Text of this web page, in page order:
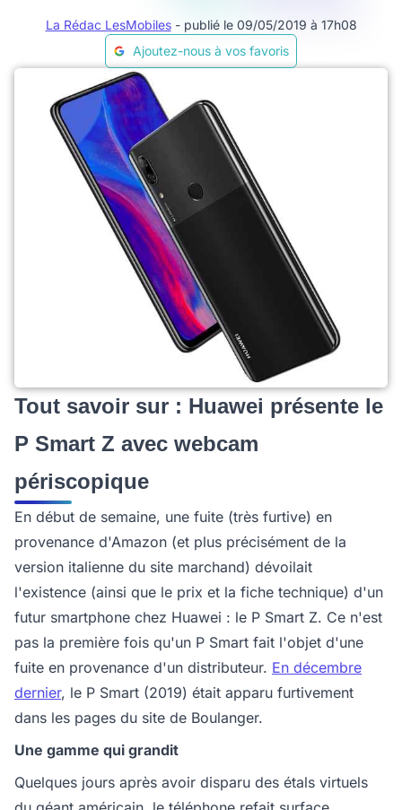
La Rédac LesMobiles - publié le 09/05/2019 à 17h08
Ajoutez-nous à vos favoris
Tout savoir sur : Huawei présente le
P Smart Z avec webcam
périscopique
En début de semaine, une fuite (très furtive) en
provenance d'Amazon (et plus précisément de la
version italienne du site marchand) dévoilait
l'existence (ainsi que le prix et la fiche technique) d'un
futur smartphone chez Huawei : le P Smart Z. Ce n'est
pas la première fois qu'un P Smart fait l'objet d'une
fuite en provenance d'un distributeur. En décembre
dernier, le P Smart (2019) était apparu furtivement
dans les pages du site de Boulanger.
Une gamme qui grandit
Quelques jours après avoir disparu des étals virtuels